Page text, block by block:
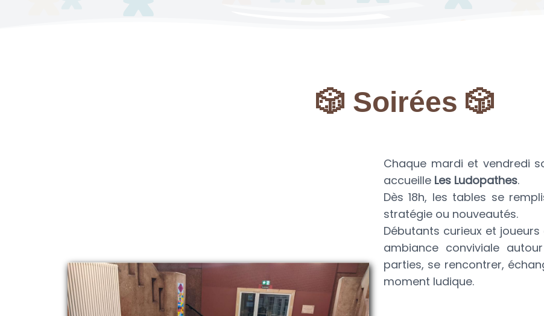
🎲 Soirées 🎲
Chaque mardi et vendredi
accueille Les Ludopathes.
Dès 18h, les tables se
stratégie ou nouveautés.
Débutants curieux et
ambiance conviviale
parties, se rencontrer,
moment ludique.